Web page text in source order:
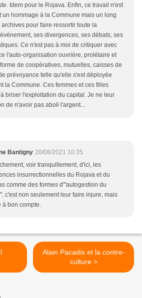
Idem pour le Rojava. Enfin, ce travail n'est
un hommage à la Commune mais un long
pour faire ressortir toute la
ses divergences, ses débats, ses
Ce n'est pas à moi de critiquer avec
l'auto-organisation ouvrière, prolétaire et
de coopératives, mutuelles, caisses de
prévoyance telle qu'elle s'est déployée
la Commune. Ces femmes et ces filles
briser l'exploitation du capital. Je ne leur
de n'avoir pas aboli l'argent...
Bantigny 20/08/2021 10:35
voir tranquillement, d'ici, les
insurrectionnelles du Rojava et du
comme des formes d'"autogestion du
c'est non seulement leur faire injure, mais
à bon compte.
Alain Pacadis et la contre-
culture >